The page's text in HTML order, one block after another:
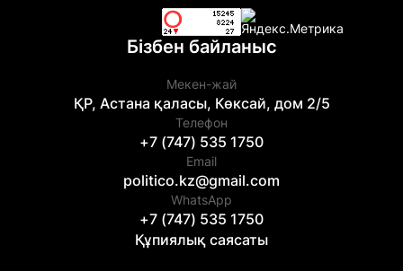
Бізбен байланыс
Мекен-жай
ҚР, Астана қаласы, Көксай, дом 2/5
Телефон
+7 (747) 535 1750
Email
politico.kz@gmail.com
WhatsApp
+7 (747) 535 1750
Құпиялық саясаты